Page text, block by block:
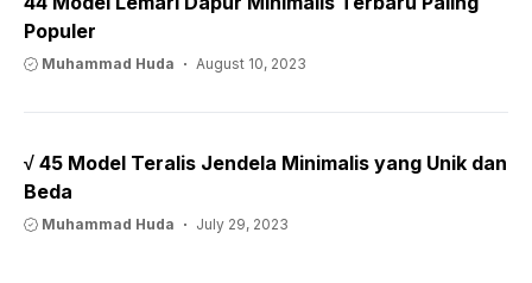
Populer
Muhammad Huda August 10, 2023
√ 45 Model Teralis Jendela Minimalis yang Unik dan
Beda
Muhammad Huda July 29, 2023